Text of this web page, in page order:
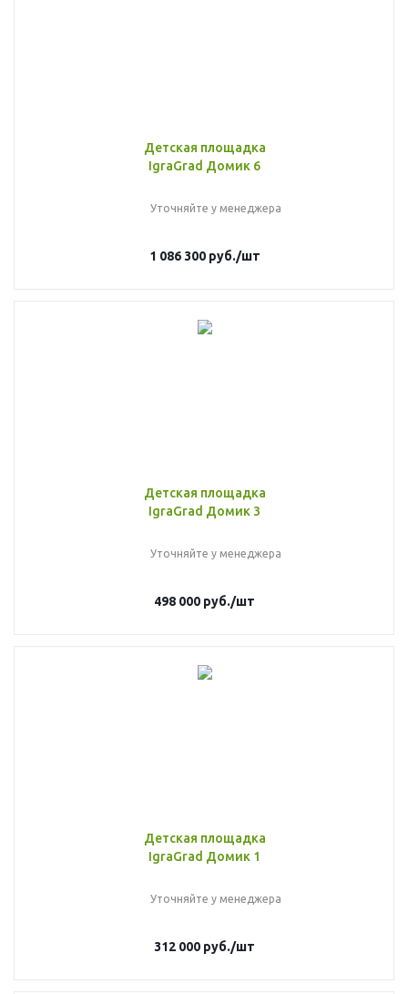
Детская площадка
IgraGrad Домик 6
Уточняйте у менеджера
1 086 300руб./шт
Детская площадка
IgraGrad Домик 3
Уточняйте у менеджера
498 000 руб./шт
Детская площадка
IgraGrad Домик 1
Уточняйте у менеджера
312 000 руб./шт